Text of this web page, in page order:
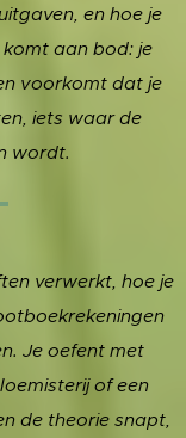
en hoe je
aan bod: je
voorkomt dat je
iets waar de
wordt.
verwerkt, hoe je
Je oefent met
of een
de theorie snapt,